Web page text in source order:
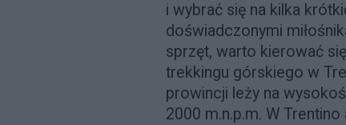
i wybrać się na kilka
doświadczonymi
sprzęt, warto kierować
trekkingu górskiego w
prowincji leży na
2000 m.n.p.m. W